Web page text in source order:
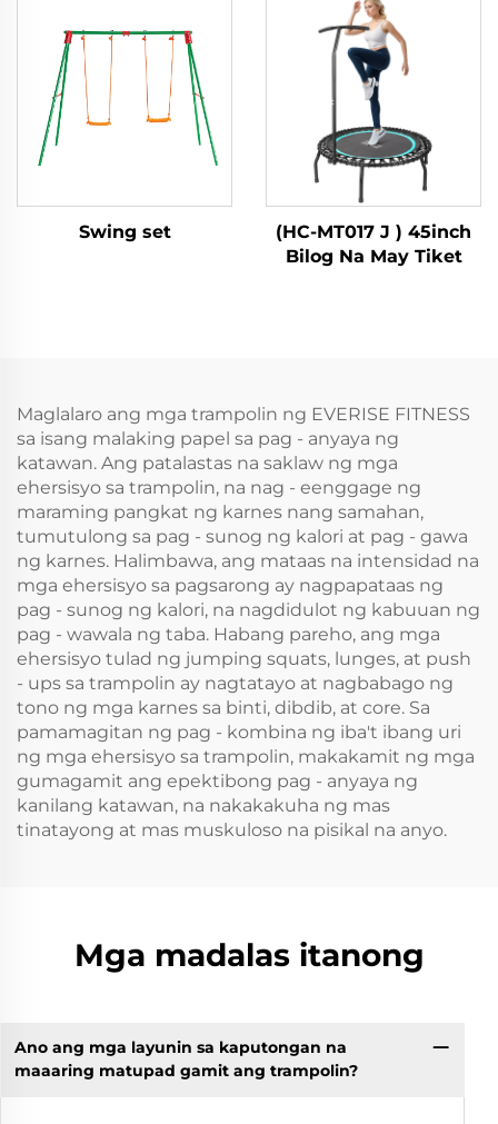
Swing set
(HC-MT017 J ) 45inch
Bilog Na May Tiket
Maglalaro ang mga trampolin ng EVERISE FITNESS
sa isang malaking papel sa pag - anyaya ng
katawan. Ang patalastas na saklaw ng mga
ehersisyo sa trampolin, na nag - eenggage ng
maraming pangkat ng karnes nang samahan,
tumutulong sa pag - sunog ng kalori at pag - gawa
ng karnes. Halimbawa, ang mataas na intensidad na
mga ehersisyo sa pagsarong ay nagpapataas ng
pag - sunog ng kalori, na nagdidulot ng kabuuan ng
pag - wawala ng taba. Habang pareho, ang mga
ehersisyo tulad ng jumping squats, lunges, at push
- ups sa trampolin ay nagtatayo at nagbabago ng
tono ng mga karnes sa binti, dibdib, at core. Sa
pamamagitan ng pag - kombina ng iba't ibang uri
ng mga ehersisyo sa trampolin, makakamit ng mga
gumagamit ang epektibong pag - anyaya ng
kanilang katawan, na nakakakuha ng mas
tinatayong at mas muskuloso na pisikal na anyo.
Mga madalas itanong
Ano ang mga layunin sa kaputongan na
maaaring matupad gamit ang trampolin?